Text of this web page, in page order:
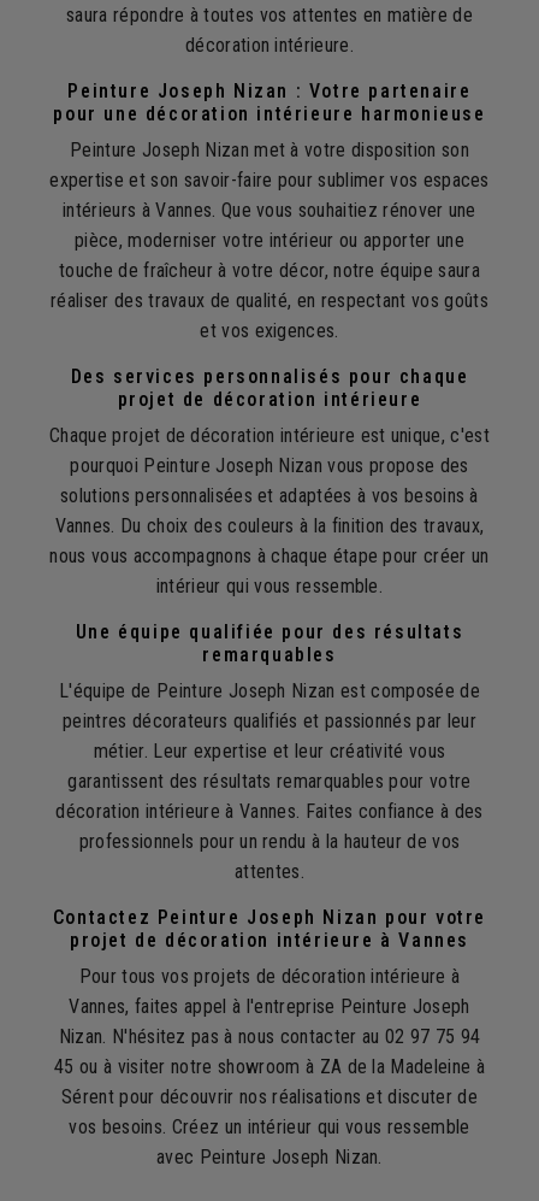
saura répondre à toutes vos attentes en matière de
décoration intérieure.
Peinture Joseph Nizan : Votre partenaire
pour une décoration intérieure harmonieuse
Peinture Joseph Nizan met à votre disposition son
expertise et son savoir-faire pour sublimer vos espaces
intérieurs à Vannes. Que vous souhaitiez rénover une
pièce, moderniser votre intérieur ou apporter une
touche de fraîcheur à votre décor, notre équipe saura
réaliser des travaux de qualité, en respectant vos goûts
et vos exigences.
Des services personnalisés pour chaque
projet de décoration intérieure
Chaque projet de décoration intérieure est unique, c'est
pourquoi Peinture Joseph Nizan vous propose des
solutions personnalisées et adaptées à vos besoins à
Vannes. Du choix des couleurs à la finition des travaux,
nous vous accompagnons à chaque étape pour créer un
intérieur qui vous ressemble.
Une équipe qualifiée pour des résultats
remarquables
L'équipe de Peinture Joseph Nizan est composée de
peintres décorateurs qualifiés et passionnés par leur
métier. Leur expertise et leur créativité vous
garantissent des résultats remarquables pour votre
décoration intérieure à Vannes. Faites confiance à des
professionnels pour un rendu à la hauteur de vos
attentes.
Contactez Peinture Joseph Nizan pour votre
projet de décoration intérieure à Vannes
Pour tous vos projets de décoration intérieure à
Vannes, faites appel à l'entreprise Peinture Joseph
Nizan. N'hésitez pas à nous contacter au 02 97 75 94
45 ou à visiter notre showroom à ZA de la Madeleine à
Sérent pour découvrir nos réalisations et discuter de
vos besoins. Créez un intérieur qui vous ressemble
avec Peinture Joseph Nizan.